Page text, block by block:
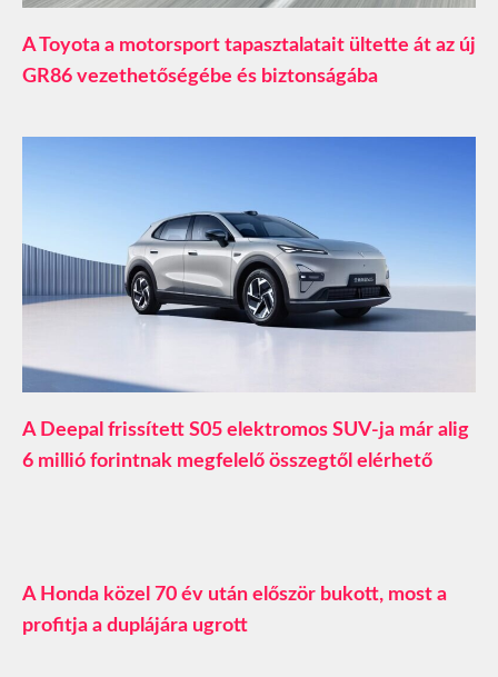
A Toyota a motorsport tapasztalatait ültette át az új
GR86 vezethetőségébe és biztonságába
A Deepal frissített S05 elektromos SUV-ja már alig
6 millió forintnak megfelelő összegtől elérhető
A Honda közel 70 év után először bukott, most a
profitja a duplájára ugrott